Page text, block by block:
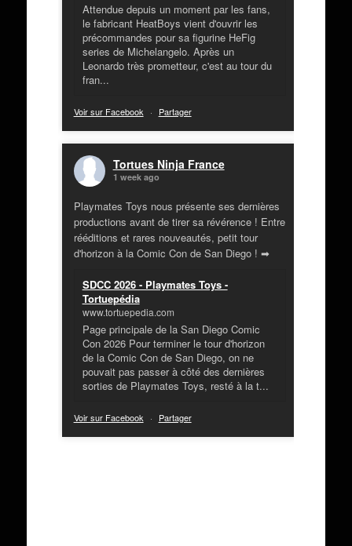
Attendue depuis un moment par les fans,
le fabricant HeatBoys vient d'ouvrir les
précommandes pour sa figurine HeFig
series de Michelangelo. Après un
Leonardo très prometteur, c'est au tour du
fran...
Voir sur Facebook · Partager
Tortues Ninja France
1 week ago
Playmates Toys nous présente ses dernières
productions avant de tirer sa révérence ! Entre
rééditions et rares nouveautés, petit tour
d'horizon à la Comic Con de San Diego ! ➡
SDCC 2026 - Playmates Toys -
Tortuepédia
www.tortuepedia.com
Page principale de la San Diego Comic
Con 2026 Pour terminer le tour d'horizon
de la Comic Con de San Diego, on ne
pouvait pas passer à côté des dernières
sorties de Playmates Toys, resté à la t...
Voir sur Facebook · Partager